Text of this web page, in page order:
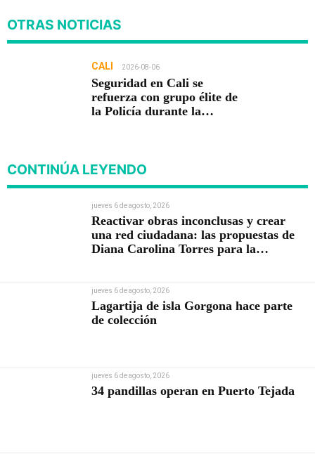
OTRAS NOTICIAS
CALI 2026-08-06
Seguridad en Cali se
refuerza con grupo élite de
la Policía durante la
CONTINÚA LEYENDO
jueves 6 de agosto, 2026
Reactivar obras inconclusas y crear
una red ciudadana: las propuestas de
Diana Carolina Torres para la
jueves 6 de agosto, 2026
Lagartija de isla Gorgona hace parte
de colección
jueves 6 de agosto, 2026
34 pandillas operan en Puerto Tejada